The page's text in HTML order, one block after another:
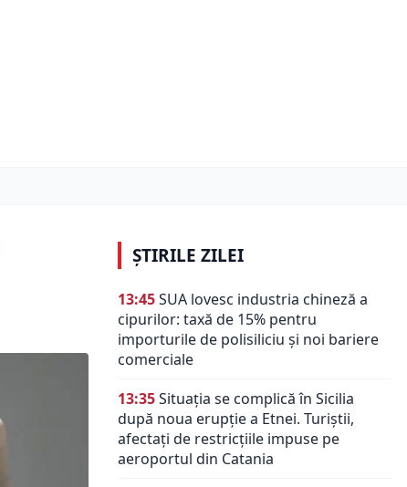
ȘTIRILE ZILEI
13:45SUA lovesc industria chineză a
cipurilor: taxă de 15% pentru
importurile de polisiliciu și noi bariere
comerciale
13:35Situația se complică în Sicilia
după noua erupție a Etnei. Turiștii,
afectați de restricțiile impuse pe
aeroportul din Catania